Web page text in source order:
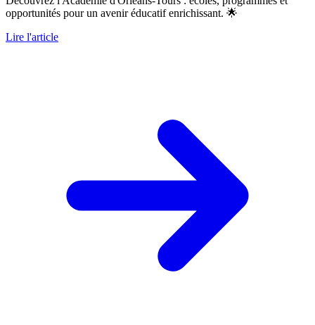
opportunités pour un avenir éducatif enrichissant. 🌟
Lire l'article